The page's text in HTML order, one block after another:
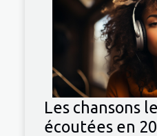
Les chansons
écoutées en